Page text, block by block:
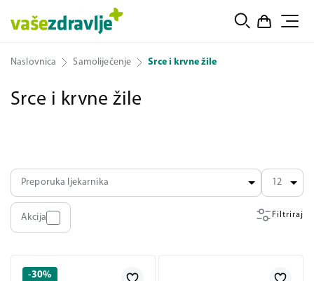
Naslovnica Samoliječenje Srce i krvne žile
Srce i krvne žile
Filtriraj
Akcija
Preporuka ljekarnika 12
-30%